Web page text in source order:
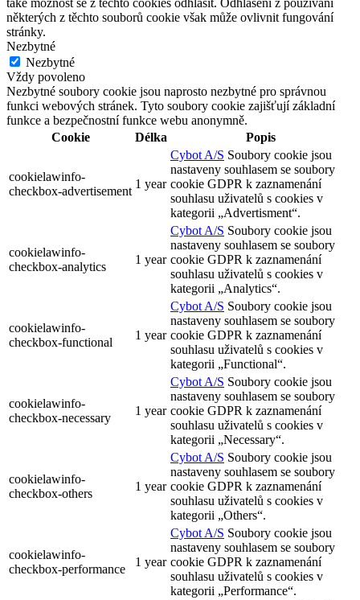
některých z těchto souborů cookie však může ovlivnit fungování
stránky.
Nezbytné
Nezbytné
Vždy povoleno
Nezbytné soubory cookie jsou naprosto nezbytné pro správnou
funkci webových stránek. Tyto soubory cookie zajišťují základní
funkce a bezpečnostní funkce webu anonymně.
Cookie
Délka Popis
cookielawinfo-
checkbox-advertisement
1 year
Cybot A/S Soubory cookie jsou
nastaveny souhlasem se soubory
cookie GDPR k zaznamenání
souhlasu uživatelů s cookies v
kategorii „Advertisment“.
cookielawinfo-
checkbox-analytics
1 year
Cybot A/S Soubory cookie jsou
nastaveny souhlasem se soubory
cookie GDPR k zaznamenání
souhlasu uživatelů s cookies v
kategorii „Analytics“.
cookielawinfo-
checkbox-functional
1 year
Cybot A/S Soubory cookie jsou
nastaveny souhlasem se soubory
cookie GDPR k zaznamenání
souhlasu uživatelů s cookies v
kategorii „Functional“.
cookielawinfo-
checkbox-necessary
1 year
Cybot A/S Soubory cookie jsou
nastaveny souhlasem se soubory
cookie GDPR k zaznamenání
souhlasu uživatelů s cookies v
kategorii „Necessary“.
cookielawinfo-
checkbox-others
1 year
Cybot A/S Soubory cookie jsou
nastaveny souhlasem se soubory
cookie GDPR k zaznamenání
souhlasu uživatelů s cookies v
kategorii „Others“.
cookielawinfo-
checkbox-performance
1 year
Cybot A/S Soubory cookie jsou
nastaveny souhlasem se soubory
cookie GDPR k zaznamenání
souhlasu uživatelů s cookies v
kategorii „Performance“.